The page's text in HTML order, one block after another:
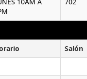
Salón